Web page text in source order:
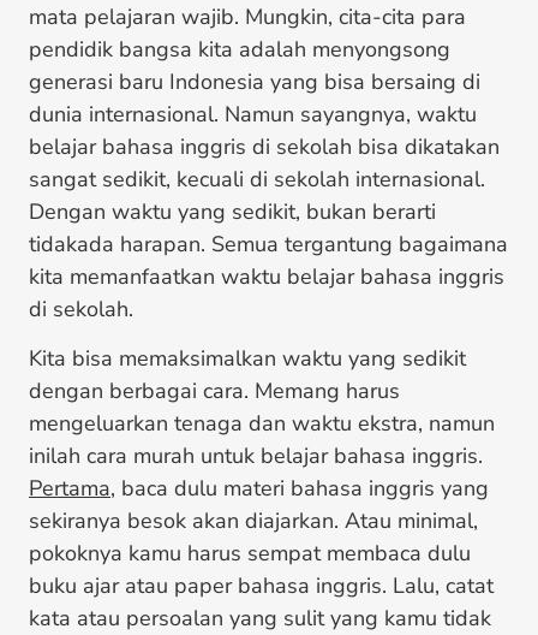
mata pelajaran wajib. Mungkin, cita-cita para
pendidik bangsa kita adalah menyongsong
generasi baru Indonesia yang bisa bersaing di
dunia internasional. Namun sayangnya, waktu
belajar bahasa inggris di sekolah bisa dikatakan
sangat sedikit, kecuali di sekolah internasional.
Dengan waktu yang sedikit, bukan berarti
tidakada harapan. Semua tergantung bagaimana
kita memanfaatkan waktu belajar bahasa inggris
di sekolah.
Kita bisa memaksimalkan waktu yang sedikit
dengan berbagai cara. Memang harus
mengeluarkan tenaga dan waktu ekstra, namun
inilah cara murah untuk belajar bahasa inggris.
Pertama, baca dulu materi bahasa inggris yang
sekiranya besok akan diajarkan. Atau minimal,
pokoknya kamu harus sempat membaca dulu
buku ajar atau paper bahasa inggris. Lalu, catat
kata atau persoalan yang sulit yang kamu tidak